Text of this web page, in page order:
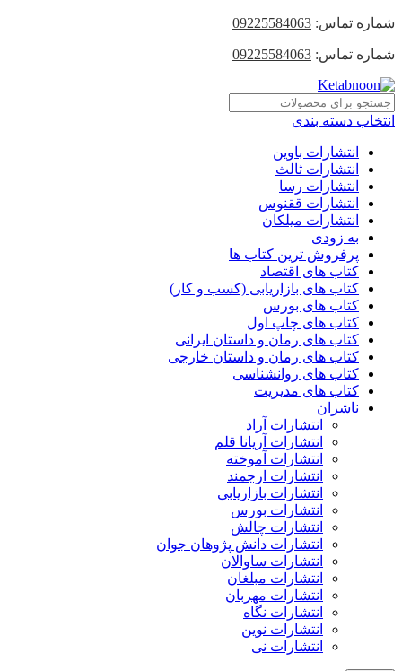
شماره تماس: 09225584063
شماره تماس: 09225584063
انتخاب دسته بندی
انتشارات باوین
انتشارات ثالث
انتشارات رسا
انتشارات ققنوس
انتشارات میلکان
به زودی
پرفروش ترین کتاب ها
کتاب های اقتصاد
کتاب های بازاریابی (کسب و کار)
کتاب های بورس
کتاب های چاپ اول
کتاب های رمان و داستان ایرانی
کتاب های رمان و داستان خارجی
کتاب های روانشناسی
کتاب های مدیریت
ناشران
انتشارات آراد
انتشارات آریانا قلم
انتشارات آموخته
انتشارات ارجمند
انتشارات بازاریابی
انتشارات بورس
انتشارات چالش
انتشارات دانش پژوهان جوان
انتشارات ساوالان
انتشارات مبلغان
انتشارات مهربان
انتشارات نگاه
انتشارات نوین
انتشارات نی